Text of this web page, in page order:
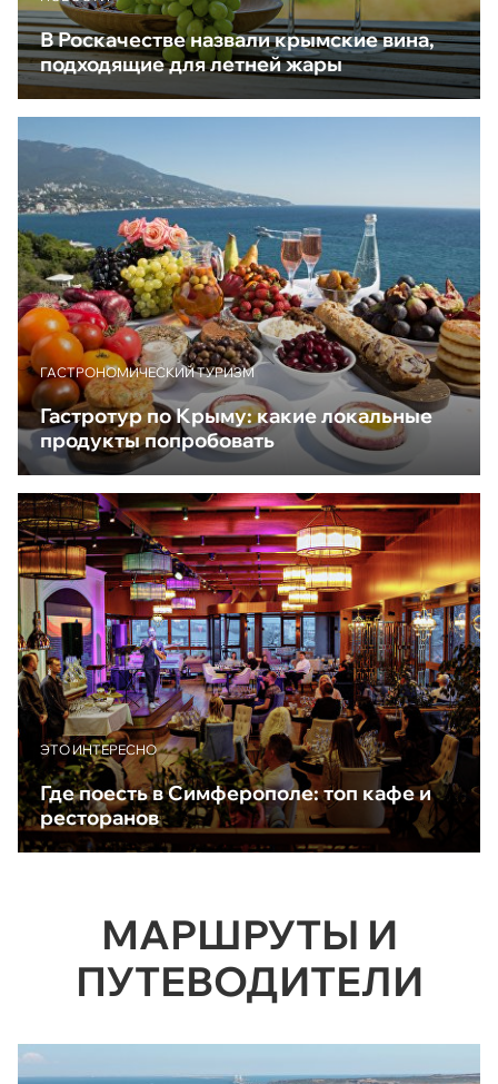
В Роскачестве назвали крымские вина,
подходящие для летней жары
ГАСТРОНОМИЧЕСКИЙ ТУРИЗМ
Гастротур по Крыму: какие локальные
продукты попробовать
ЭТО ИНТЕРЕСНО
Где поесть в Симферополе: топ кафе и
ресторанов
МАРШРУТЫ И
ПУТЕВОДИТЕЛИ